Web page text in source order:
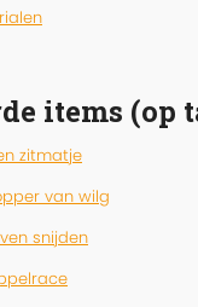
items (op
zitmatje
van wilg
snijden